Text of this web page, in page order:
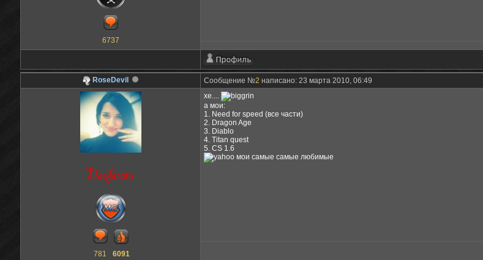
6737
RoseDevil Сообщение №2 написано: 23 марта 2010, 06:49
781 6091
хе....
а мои:
1. Need for speed (все части)
2. Dragon Age
3. Diablo
4. Titan quest
5. CS 1.6
мои самые самые любимые